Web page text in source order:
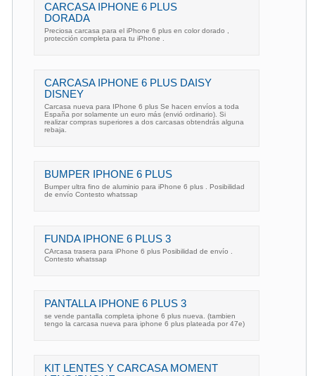
CARCASA IPHONE 6 PLUS
DORADA
Preciosa carcasa para el iPhone 6 plus en color dorado ,
protección completa para tu iPhone .
CARCASA IPHONE 6 PLUS DAISY
DISNEY
Carcasa nueva para IPhone 6 plus Se hacen envíos a toda
España por solamente un euro más (envió ordinario). Si
realizar compras superiores a dos carcasas obtendrás alguna
rebaja.
BUMPER IPHONE 6 PLUS
Bumper ultra fino de aluminio para iPhone 6 plus . Posibilidad
de envío Contesto whatssap
FUNDA IPHONE 6 PLUS 3
CArcasa trasera para iPhone 6 plus Posibilidad de envío .
Contesto whatssap
PANTALLA IPHONE 6 PLUS 3
se vende pantalla completa iphone 6 plus nueva. (tambien
tengo la carcasa nueva para iphone 6 plus plateada por 47e)
KIT LENTES Y CARCASA MOMENT